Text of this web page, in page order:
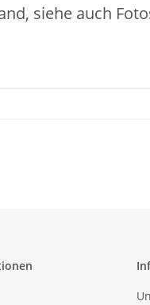
siehe auch